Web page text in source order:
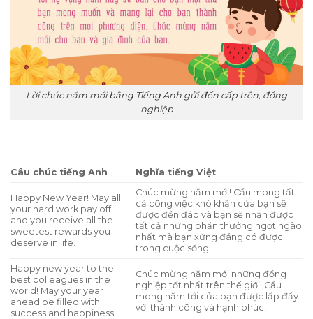
Lời chúc năm mới bằng Tiếng Anh gửi đến cấp trên, đồng
nghiệp
Câu chúc tiếng Anh Nghĩa tiếng Việt
Happy New Year! May all
your hard work pay off
and you receive all the
sweetest rewards you
deserve in life.
Chúc mừng năm mới! Cầu mong tất
cả công việc khó khăn của bạn sẽ
được đền đáp và bạn sẽ nhận được
tất cả những phần thưởng ngọt ngào
nhất mà bạn xứng đáng có được
trong cuộc sống.
Happy new year to the
best colleagues in the
world! May your year
ahead be filled with
success and happiness!
Chúc mừng năm mới những đồng
nghiệp tốt nhất trên thế giới! Cầu
mong năm tới của bạn được lấp đầy
với thành công và hạnh phúc!